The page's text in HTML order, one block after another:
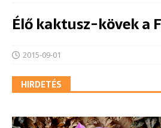
Élő kaktusz-kövek a
2015-09-01
HIRDETÉS